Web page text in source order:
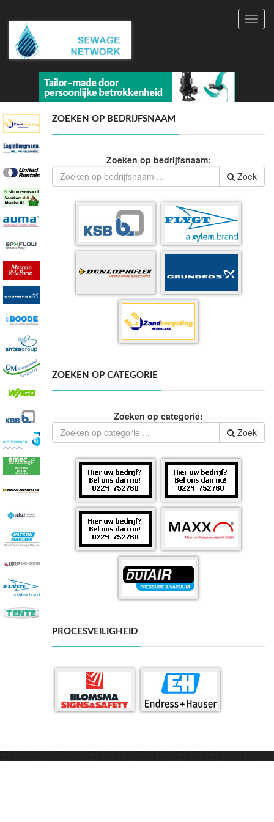
ZOEKEN OP BEDRIJFSNAAM
Zoeken op bedrijfsnaam:
Zoek
ZOEKEN OP CATEGORIE
Zoeken op categorie:
Zoek
PROCESVEILIGHEID